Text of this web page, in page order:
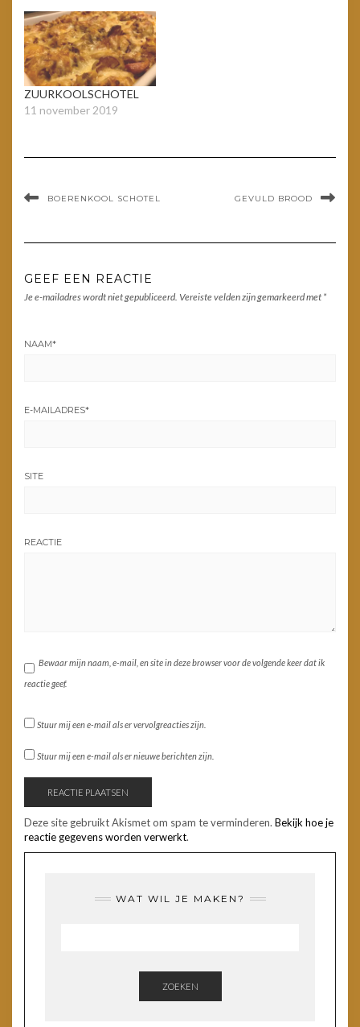
ZUURKOOLSCHOTEL
11 november 2019
BOERENKOOL SCHOTEL GEVULD BROOD
GEEF EEN REACTIE
Je e-mailadres wordt niet gepubliceerd. Vereiste velden zijn gemarkeerd met *
NAAM*
E-MAILADRES*
SITE
REACTIE
Bewaar mijn naam, e-mail, en site in deze browser voor de volgende keer dat ik
reactie geef.
Stuur mij een e-mail als er vervolgreacties zijn.
Stuur mij een e-mail als er nieuwe berichten zijn.
Deze site gebruikt Akismet om spam te verminderen. Bekijk hoe je
reactie gegevens worden verwerkt.
WAT WIL JE MAKEN?
ZOEKEN